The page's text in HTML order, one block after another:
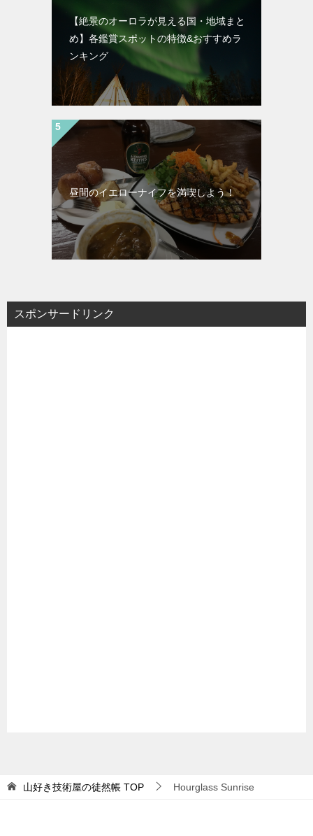
【絶景のオーロラが見える国・地域まと
め】各鑑賞スポットの特徴&おすすめラ
ンキング
昼間のイエローナイフを満喫しよう！
スポンサードリンク
山好き技術屋の徒然帳 TOP Hourglass Sunrise